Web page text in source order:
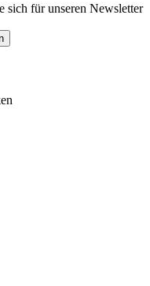
sich für unseren Newsletter